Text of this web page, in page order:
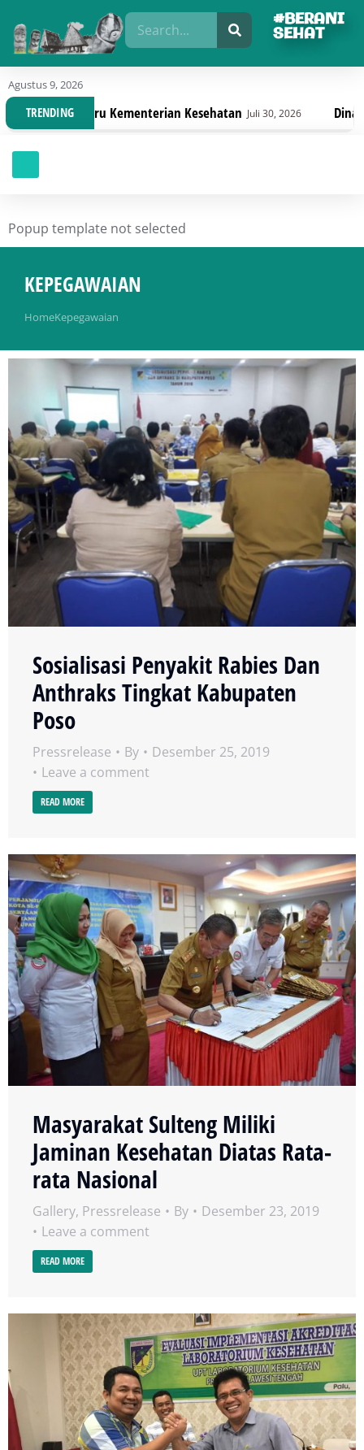
#BERANI
SEHAT
Agustus 9, 2026
TRENDING
Kementerian Kesehatan Juli 30, 2026 Dinas Kesehatan
Popup template not selected
KEPEGAWAIAN
You are here:
HomeKepegawaian
Sosialisasi Penyakit Rabies Dan
Anthraks Tingkat Kabupaten
Poso
Pressrelease By
Desember 25, 2019
Leave a comment
READ MORE
Masyarakat Sulteng Miliki
Jaminan Kesehatan Diatas Rata-
rata Nasional
Gallery, Pressrelease By
Desember 23, 2019
Leave a comment
READ MORE